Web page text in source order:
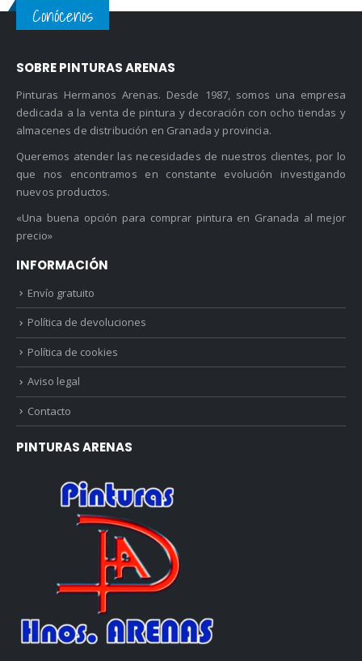
Conócenos
SOBRE PINTURAS ARENAS
Pinturas Hermanos Arenas. Desde 1987, somos una empresa
dedicada a la venta de pintura y decoración con ocho tiendas y
almacenes de distribución en Granada y provincia.
Queremos atender las necesidades de nuestros clientes, por lo
que nos encontramos en constante evolución investigando
nuevos productos.
«Una buena opción para comprar pintura en Granada al mejor
precio»
INFORMACIÓN
Envío gratuito
Política de devoluciones
Política de cookies
Aviso legal
Contacto
PINTURAS ARENAS